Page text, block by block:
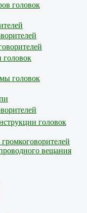
головок
головок
головок
головок
вещания